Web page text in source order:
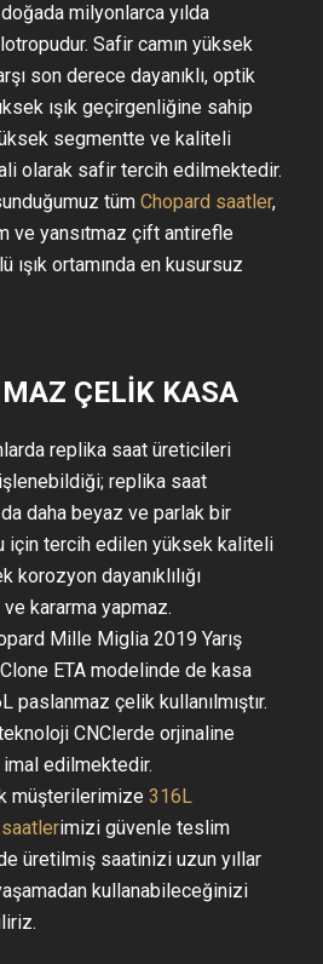
milyonlarca yılda
Safir camın yüksek
son derece dayanıklı, optik
ışık geçirgenliğine sahip
segmentte ve kaliteli
olarak safir tercih edilmektedir.
tümChopard saatler,
ve yansıtmaz çift antirefle
ortamında en kusursuz
ÇELİK KASA
replika saat üreticileri
replika saat
da daha beyaz ve parlak bir
için tercih edilen yüksek kaliteli
korozyon dayanıklılığı
kararma yapmaz.
Mille Miglia 2019 Yarış
ETA modelinde de kasa
çelik kullanılmıştır.
CNClerde orjinaline
imal edilmektedir.
müşterilerimize316L
imizi güvenle teslim
üretilmiş saatinizi uzun yıllar
kullanabileceğinizi